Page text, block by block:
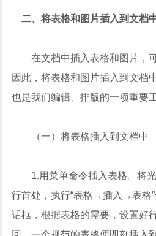
二、将表格和图片插入到文档
在文档中插入表格和图片，可
因此，将表格和图片插入到文档
也是我们编辑、排版的一项重要
（一）将表格插入到文档中
1.用菜单命令插入表格。将光
行首处，执行“表格→插入→表格”
话框，根据表格的需要，设置好